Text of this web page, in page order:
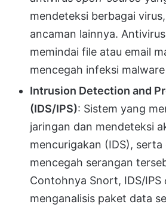
mendeteksi berbagai
ancaman lainnya.
memindai file atau email
mencegah infeksi
Intrusion Detection and
(IDS/IPS): Sistem yang
jaringan dan mendeteksi
mencurigakan (IDS),
mencegah serangan
Contohnya Snort, IDS/IPS
menganalisis paket data